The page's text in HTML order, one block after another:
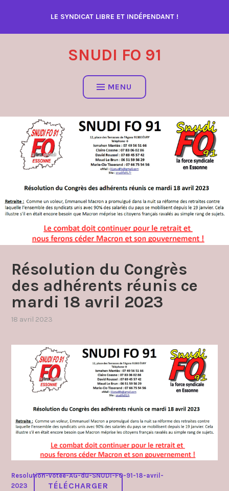
contenu
LE SYNDICAT LIBRE ET INDÉPENDANT !
SNUDI FO 91
MENU
Résolution du Congrès
des adhérents réunis ce
mardi 18 avril 2023
18 avril 2023
le
snudi
fo
91,
classé
Resolution-votee-AG-du-SNUDI-FO-91-18-avril-
2023
TÉLÉCHARGER